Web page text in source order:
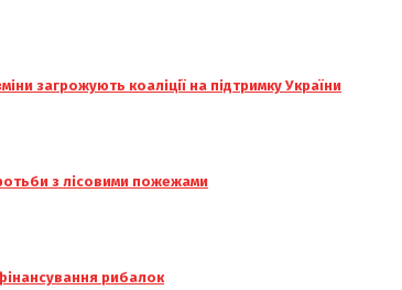
загрожують коаліції на підтримку України
з лісовими пожежами
рибалок